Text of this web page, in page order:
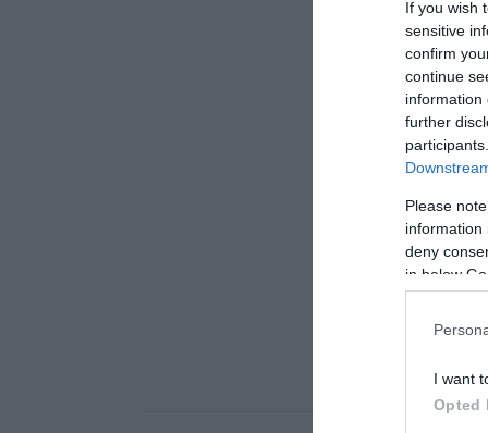
If you wish
sensitive
confirm
continue
information
further
Please
information
deny
in below
I want
Opted